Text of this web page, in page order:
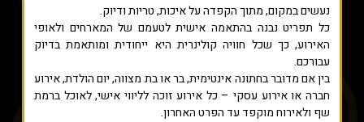
נעשים במקום, מתוך הקפדה על איכות, טריות ודיוק.
כל תפריט נבנה בהתאמה אישית לטעמם של המארחים ולאופי
האירוע, כך שכל חוויה קולינרית היא ייחודית ומותאמת בדיוק
עבורכם.
בין אם מדובר בחתונה אינטימית, בר או בת מצווה, יום הולדת, אירוע
חברה או אירוע עסקי – כל אירוע זוכה לליווי אישי, לאוכל ברמת
שף ולאירוח מוקפד עד הפרט האחרון.